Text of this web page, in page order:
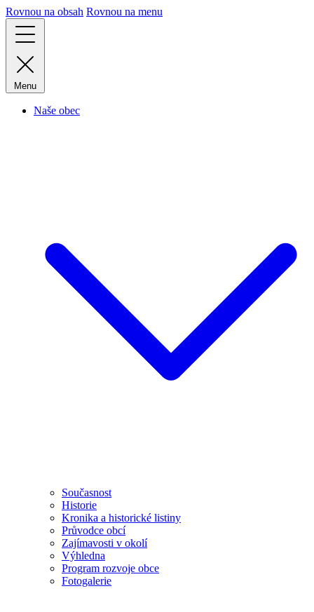
Rovnou na obsah Rovnou na menu
Menu
Naše obec
Současnost
Historie
Kronika a historické listiny
Průvodce obcí
Zajímavosti v okolí
Výhledna
Program rozvoje obce
Fotogalerie